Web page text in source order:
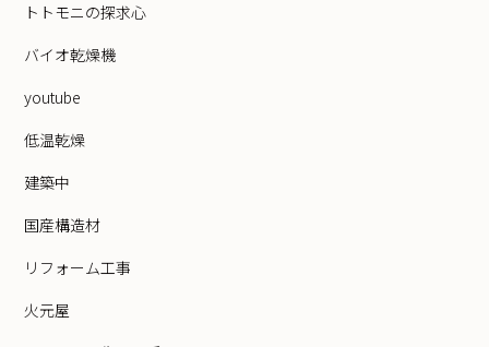
トトモニの探求心
バイオ乾燥機
youtube
低温乾燥
建築中
国産構造材
リフォーム工事
火元屋